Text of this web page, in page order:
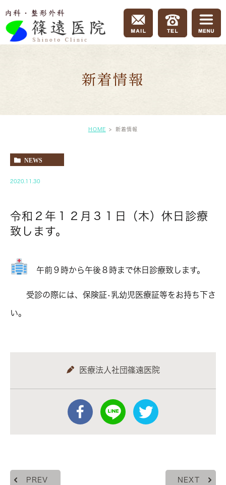
新着情報
HOME 新着情報
NEWS
2020.11.30
令和２年１２月３１日（木）休日診療
致します。
午前９時から午後８時まで休日診療致します。
受診の際には、保険証•乳幼児医療証等をお持ち下さ
い。
医療法人社団篠遠医院
PREV NEXT